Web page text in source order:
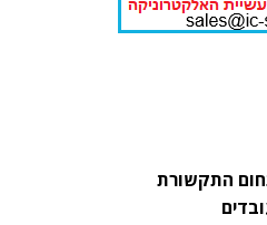
התקשורת